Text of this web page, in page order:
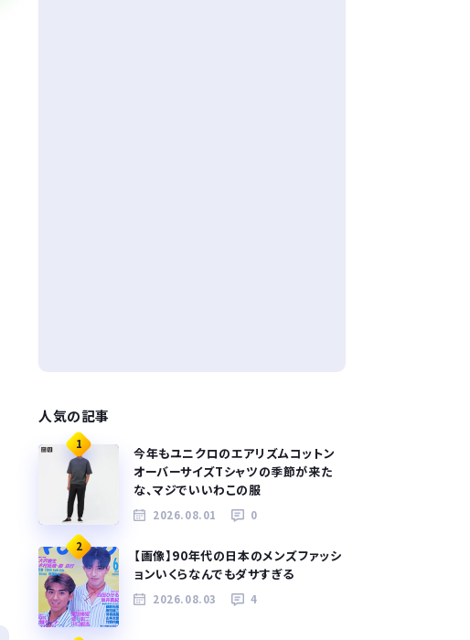
人気の記事
1
今年もユニクロのエアリズムコットン
オーバーサイズTシャツの季節が来た
な、マジでいいわこの服
2026.08.01 0
2
【画像】90年代の日本のメンズファッシ
ョンいくらなんでもダサすぎる
2026.08.03 4